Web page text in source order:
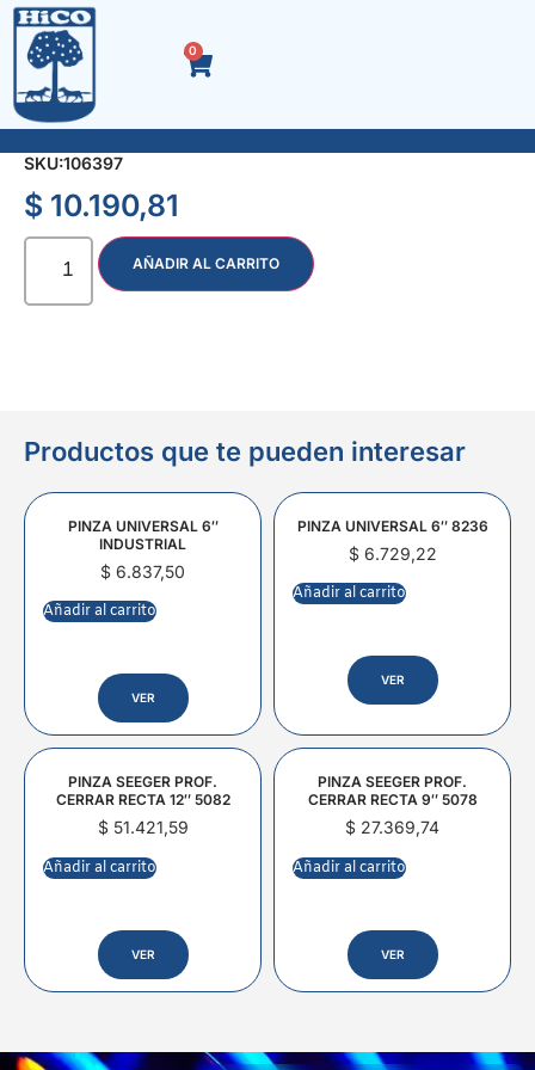
0
ACEITERA PLASTICA PICO MOVIL 500 cc.
SKU:106397
$ 10.190,81
AÑADIR AL CARRITO
Productos que te pueden interesar
PINZA UNIVERSAL 6″
INDUSTRIAL
$ 6.837,50
Añadir al carrito
VER
PINZA UNIVERSAL 6″ 8236
$6.729,22
Añadir al carrito
VER
PINZA SEEGER PROF.
CERRAR RECTA 12″ 5082
$51.421,59
Añadir al carrito
VER
PINZA SEEGER PROF.
CERRAR RECTA 9″ 5078
$ 27.369,74
Añadir al carrito
VER